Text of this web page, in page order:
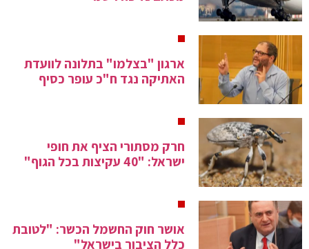
ארגון "בצלמו" בתלונה לוועדת
האתיקה נגד ח"כ עופר כסיף
חרק מסתורי הציף את חופי
ישראל: "40 עקיצות בכל הגוף"
אושר חוק החשמל הכשר: "לטובת
כלל הציבור בישראל"